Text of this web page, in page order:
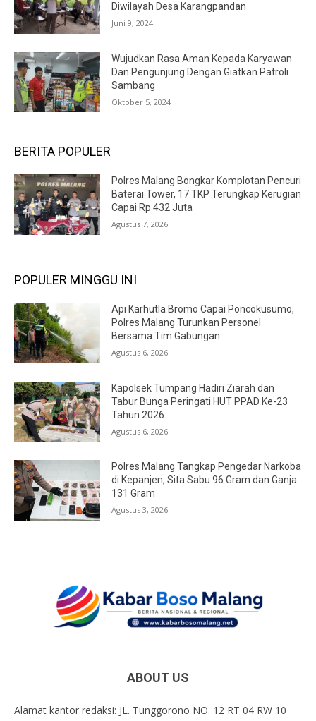
Diwilayah Desa Karangpandan
Juni 9, 2024
Wujudkan Rasa Aman Kepada Karyawan
Dan Pengunjung Dengan Giatkan Patroli
Sambang
Oktober 5, 2024
BERITA POPULER
Polres Malang Bongkar Komplotan Pencuri
Baterai Tower, 17 TKP Terungkap Kerugian
Capai Rp 432 Juta
Agustus 7, 2026
POPULER MINGGU INI
Api Karhutla Bromo Capai Poncokusumo,
Polres Malang Turunkan Personel
Bersama Tim Gabungan
Agustus 6, 2026
Kapolsek Tumpang Hadiri Ziarah dan
Tabur Bunga Peringati HUT PPAD Ke-23
Tahun 2026
Agustus 6, 2026
Polres Malang Tangkap Pengedar Narkoba
di Kepanjen, Sita Sabu 96 Gram dan Ganja
131 Gram
Agustus 3, 2026
ABOUT US
Alamat kantor redaksi: JL. Tunggorono NO. 12 RT 04 RW 10